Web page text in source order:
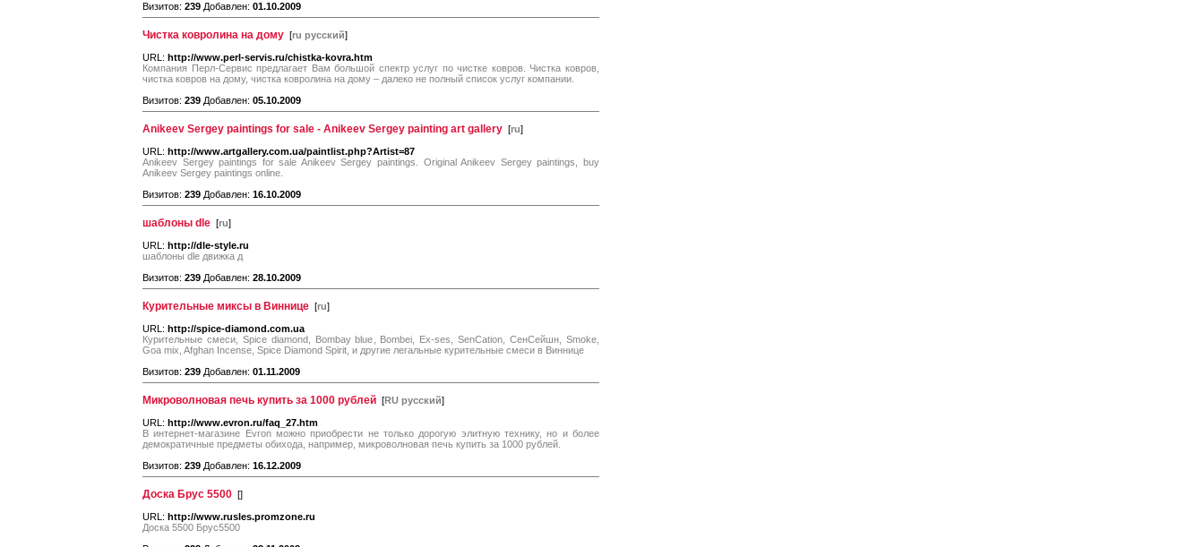
Визитов: 239 Добавлен: 01.10.2009
Чистка ковролина на дому [ru русский]
URL: http://www.perl-servis.ru/chistka-kovra.htm
Компания Перл-Сервис предлагает Вам большой спектр услуг по чистке ковров. Чистка ковров,
чистка ковров на дому, чистка ковролина на дому – далеко не полный список услуг компании.
Визитов: 239 Добавлен: 05.10.2009
Anikeev Sergey paintings for sale - Anikeev Sergey painting art gallery [ru]
URL: http://www.artgallery.com.ua/paintlist.php?Artist=87
Anikeev Sergey paintings for sale Anikeev Sergey paintings. Original Anikeev Sergey paintings, buy
Anikeev Sergey paintings online.
Визитов: 239 Добавлен: 16.10.2009
шаблоны dle [ru]
URL: http://dle-style.ru
шаблоны dle движка д
Визитов: 239 Добавлен: 28.10.2009
Курительные миксы в Виннице [ru]
URL: http://spice-diamond.com.ua
Курительные смеси, Spice diamond, Bombay blue, Bombei, Ex-ses, SenCation, СенСейшн, Smoke,
Goa mix, Afghan Incense, Spice Diamond Spirit, и другие легальные курительные смеси в Виннице
Визитов: 239 Добавлен: 01.11.2009
Микроволновая печь купить за 1000 рублей [RU русский]
URL: http://www.evron.ru/faq_27.htm
В интернет-магазине Evron можно приобрести не только дорогую элитную технику, но и более
демократичные предметы обихода, например, микроволновая печь купить за 1000 рублей.
Визитов: 239 Добавлен: 16.12.2009
Доска Брус 5500 []
URL: http://www.rusles.promzone.ru
Доска 5500 Брус5500